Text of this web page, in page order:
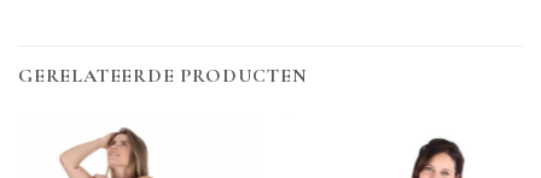
GERELATEERDE PRODUCTEN